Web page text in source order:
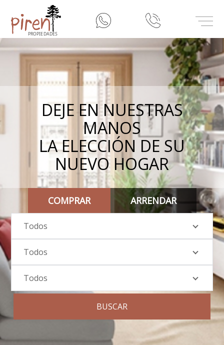
inicio
Misión
Nuestros Servicios
Contacto
DEJE EN NUESTRAS
MANOS
LA ELECCIÓN DE SU
NUEVO HOGAR
COMPRAR ARRENDAR
Todos
Todos
Todos
BUSCAR